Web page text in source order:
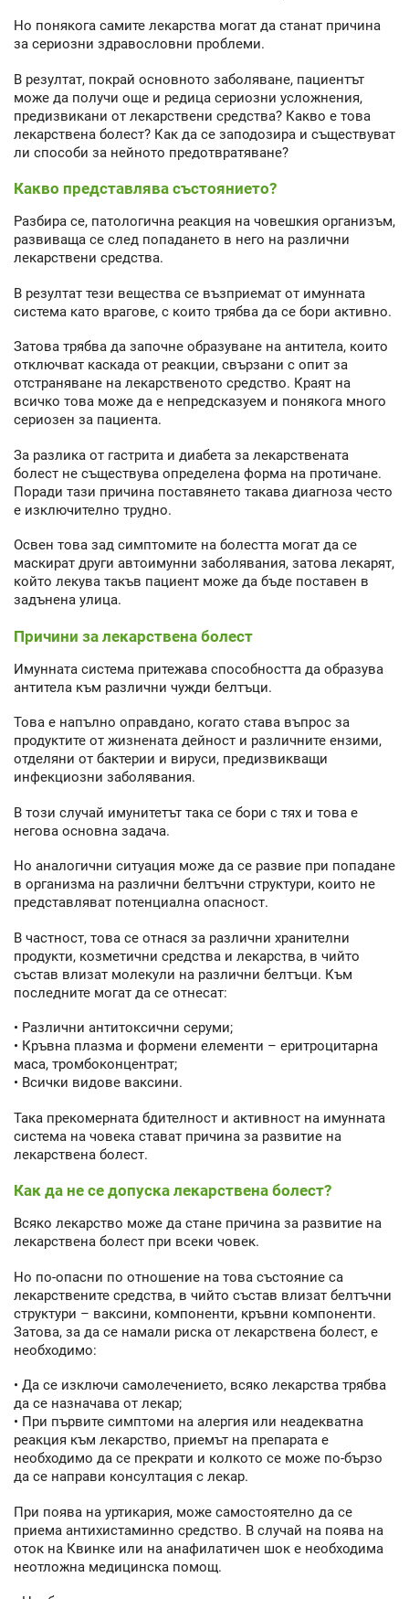
Но понякога самите лекарства могат да станат причина
за сериозни здравословни проблеми.
В резултат, покрай основното заболяване, пациентът
може да получи още и редица сериозни усложнения,
предизвикани от лекарствени средства? Какво е това
лекарствена болест? Как да се заподозира и съществуват
ли способи за нейното предотвратяване?
Какво представлява състоянието?
Разбира се, патологична реакция на човешкия организъм,
развиваща се след попадането в него на различни
лекарствени средства.
В резултат тези вещества се възприемат от имунната
система като врагове, с които трябва да се бори активно.
Затова трябва да започне образуване на антитела, които
отключват каскада от реакции, свързани с опит за
отстраняване на лекарственото средство. Краят на
всичко това може да е непредсказуем и понякога много
сериозен за пациента.
За разлика от гастрита и диабета за лекарствената
болест не съществува определена форма на протичане.
Поради тази причина поставянето такава диагноза често
е изключително трудно.
Освен това зад симптомите на болестта могат да се
маскират други автоимунни заболявания, затова лекарят,
който лекува такъв пациент може да бъде поставен в
задънена улица.
Причини за лекарствена болест
Имунната система притежава способността да образува
антитела към различни чужди белтъци.
Това е напълно оправдано, когато става въпрос за
продуктите от жизнената дейност и различните ензими,
отделяни от бактерии и вируси, предизвикващи
инфекциозни заболявания.
В този случай имунитетът така се бори с тях и това е
негова основна задача.
Но аналогични ситуация може да се развие при попадане
в организма на различни белтъчни структури, които не
представляват потенциална опасност.
В частност, това се отнася за различни хранителни
продукти, козметични средства и лекарства, в чийто
състав влизат молекули на различни белтъци. Към
последните могат да се отнесат:
• Различни антитоксични серуми;
• Кръвна плазма и формени елементи – еритроцитарна
маса, тромбоконцентрат;
• Всички видове ваксини.
Така прекомерната бдителност и активност на имунната
система на човека стават причина за развитие на
лекарствена болест.
Как да не се допуска лекарствена болест?
Всяко лекарство може да стане причина за развитие на
лекарствена болест при всеки човек.
Но по-опасни по отношение на това състояние са
лекарствените средства, в чийто състав влизат белтъчни
структури – ваксини, компоненти, кръвни компоненти.
Затова, за да се намали риска от лекарствена болест, е
необходимо:
• Да се изключи самолечението, всяко лекарства трябва
да се назначава от лекар;
• При първите симптоми на алергия или неадекватна
реакция към лекарство, приемът на препарата е
необходимо да се прекрати и колкото се може по-бързо
да се направи консултация с лекар.
При поява на уртикария, може самостоятелно да се
приема антихистаминно средство. В случай на поява на
оток на Квинке или на анафилатичен шок е необходима
неотложна медицинска помощ.